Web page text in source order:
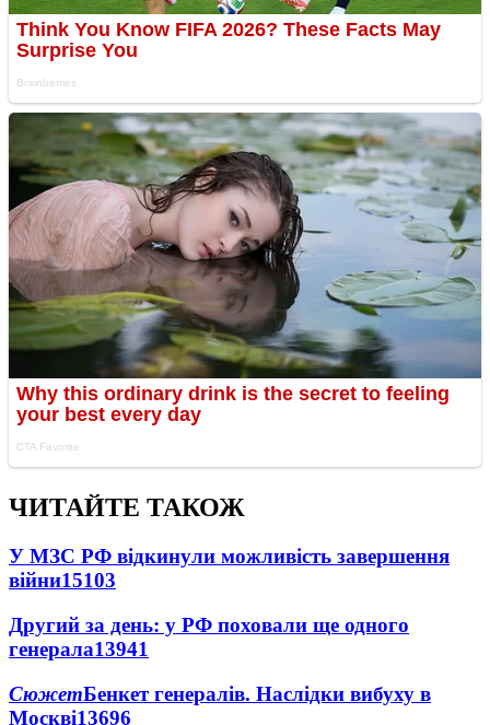
ЧИТАЙТЕ ТАКОЖ
У МЗС РФ відкинули можливість завершення
війни15103
Другий за день: у РФ поховали ще одного
генерала13941
СюжетБенкет генералів. Наслідки вибуху в
Москві13696